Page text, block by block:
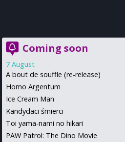
Coming soon
7 August
A bout de souffle (re-release)
Homo Argentum
Ice Cream Man
Kandydaci śmierci
Toi yama-nami no hikari
PAW Patrol: The Dino Movie